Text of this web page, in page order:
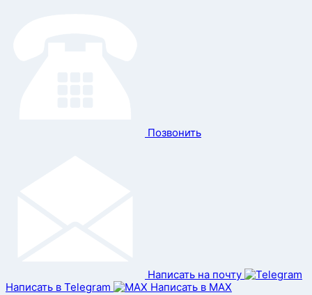
Позвонить
Написать на почту
Написать в Telegram
Написать в MAX